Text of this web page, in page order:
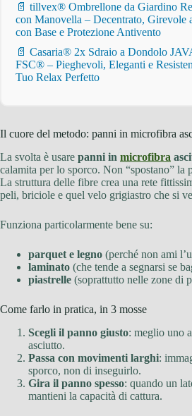
📄 tillvex® Ombrellone da Giardino
con Manovella – Decentrato, Girevole
con Base e Protezione Antivento
📄 Casaria® 2x Sdraio a Dondolo
FSC® – Pieghevoli, Eleganti e
Tuo Relax Perfetto
Il cuore del metodo: panni in microfibra
La svolta è usare panni in microfibra
calamita per lo sporco. Non “spostano” la
La struttura delle fibre crea una rete
peli, briciole e quel velo grigiastro che si
Funziona particolarmente bene su:
parquet e legno (perché non ami
laminato (che tende a segnarsi se
piastrelle (soprattutto nelle zone di
Come farlo in pratica, in 3 mosse
Scegli il panno giusto: meglio uno
asciutto.
Passa con movimenti larghi:
sporco, non di inseguirlo.
Gira il panno spesso: quando un
mantieni la capacità di cattura.